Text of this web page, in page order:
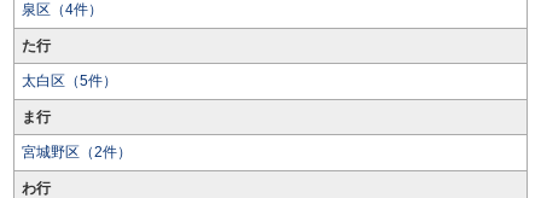
泉区（4件）
た行
太白区（5件）
ま行
宮城野区（2件）
わ行